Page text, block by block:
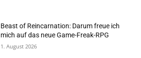
Beast of Reincarnation: Darum freue ich
mich auf das neue Game-Freak-RPG
1. August 2026